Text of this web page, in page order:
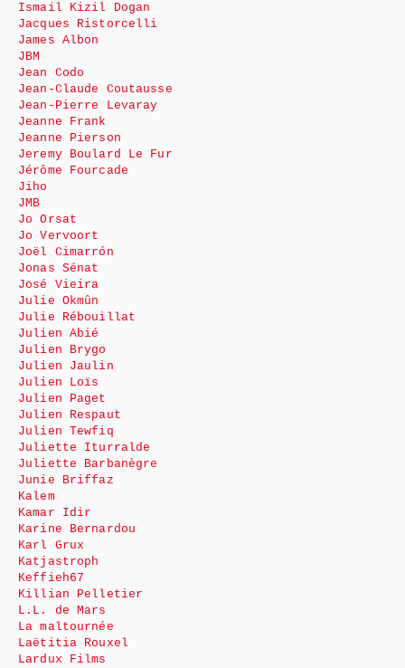
Ismail Kizil Dogan
Jacques Ristorcelli
James Albon
JBM
Jean Codo
Jean-Claude Coutausse
Jean-Pierre Levaray
Jeanne Frank
Jeanne Pierson
Jeremy Boulard Le Fur
Jérôme Fourcade
Jiho
JMB
Jo Orsat
Jo Vervoort
Joël Cimarrón
Jonas Sénat
José Vieira
Julie Okmûn
Julie Rébouillat
Julien Abié
Julien Brygo
Julien Jaulin
Julien Loïs
Julien Paget
Julien Respaut
Julien Tewfiq
Juliette Iturralde
Juliette Barbanègre
Junie Briffaz
Kalem
Kamar Idir
Karine Bernardou
Karl Grux
Katjastroph
Keffieh67
Killian Pelletier
L.L. de Mars
La maltournée
Laëtitia Rouxel
Lardux Films